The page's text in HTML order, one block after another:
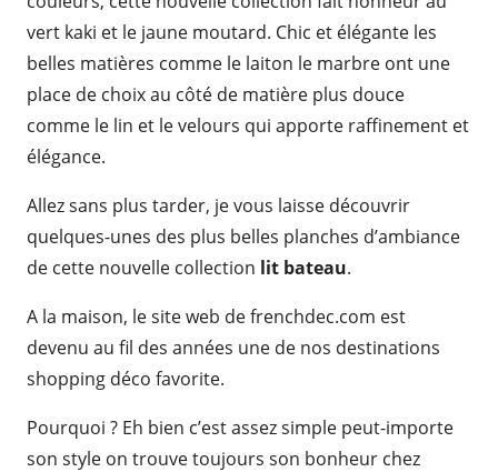
vert kaki et le jaune moutard. Chic et élégante les
belles matières comme le laiton le marbre ont une
place de choix au côté de matière plus douce
comme le lin et le velours qui apporte raffinement et
élégance.
Allez sans plus tarder, je vous laisse découvrir
quelques-unes des plus belles planches d’ambiance
de cette nouvelle collection lit bateau.
A la maison, le site web de frenchdec.com est
devenu au fil des années une de nos destinations
shopping déco favorite.
Pourquoi ? Eh bien c’est assez simple peut-importe
son style on trouve toujours son bonheur chez